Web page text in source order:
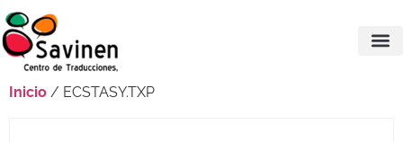
Inicio / ECSTASY.TXP